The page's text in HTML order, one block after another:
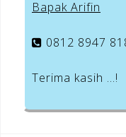
Bapak Arifin
0812 8947
Terima kasih …!